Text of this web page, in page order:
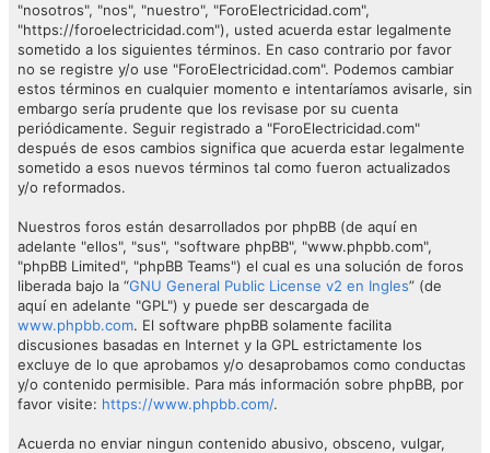
"nosotros", "nos", "nuestro", "ForoElectricidad.com",
"https://foroelectricidad.com"), usted acuerda estar legalmente
sometido a los siguientes términos. En caso contrario por favor
no se registre y/o use "ForoElectricidad.com". Podemos cambiar
estos términos en cualquier momento e intentaríamos avisarle, sin
embargo sería prudente que los revisase por su cuenta
periódicamente. Seguir registrado a "ForoElectricidad.com"
después de esos cambios significa que acuerda estar legalmente
sometido a esos nuevos términos tal como fueron actualizados
y/o reformados.
Nuestros foros están desarrollados por phpBB (de aquí en
adelante "ellos", "sus", "software phpBB", "www.phpbb.com",
"phpBB Limited", "phpBB Teams") el cual es una solución de foros
liberada bajo la “GNU General Public License v2 en Ingles” (de
aquí en adelante "GPL") y puede ser descargada de
www.phpbb.com. El software phpBB solamente facilita
discusiones basadas en Internet y la GPL estrictamente los
excluye de lo que aprobamos y/o desaprobamos como conductas
y/o contenido permisible. Para más información sobre phpBB, por
favor visite: https://www.phpbb.com/.
Acuerda no enviar ningun contenido abusivo, obsceno, vulgar,